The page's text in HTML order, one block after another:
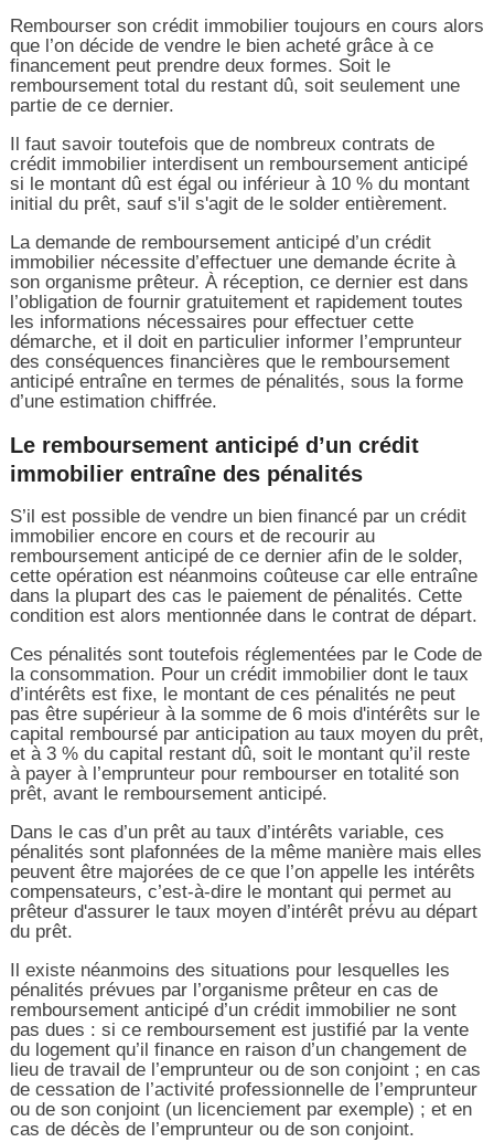
Rembourser son crédit immobilier toujours en cours alors
que l’on décide de vendre le bien acheté grâce à ce
financement peut prendre deux formes. Soit le
remboursement total du restant dû, soit seulement une
partie de ce dernier.
Il faut savoir toutefois que de nombreux contrats de
crédit immobilier interdisent un remboursement anticipé
si le montant dû est égal ou inférieur à 10 % du montant
initial du prêt, sauf s'il s'agit de le solder entièrement.
La demande de remboursement anticipé d’un crédit
immobilier nécessite d’effectuer une demande écrite à
son organisme prêteur. À réception, ce dernier est dans
l’obligation de fournir gratuitement et rapidement toutes
les informations nécessaires pour effectuer cette
démarche, et il doit en particulier informer l’emprunteur
des conséquences financières que le remboursement
anticipé entraîne en termes de pénalités, sous la forme
d’une estimation chiffrée.
Le remboursement anticipé d’un crédit
immobilier entraîne des pénalités
S’il est possible de vendre un bien financé par un crédit
immobilier encore en cours et de recourir au
remboursement anticipé de ce dernier afin de le solder,
cette opération est néanmoins coûteuse car elle entraîne
dans la plupart des cas le paiement de pénalités. Cette
condition est alors mentionnée dans le contrat de départ.
Ces pénalités sont toutefois réglementées par le Code de
la consommation. Pour un crédit immobilier dont le taux
d’intérêts est fixe, le montant de ces pénalités ne peut
pas être supérieur à la somme de 6 mois d'intérêts sur le
capital remboursé par anticipation au taux moyen du prêt,
et à 3 % du capital restant dû, soit le montant qu’il reste
à payer à l’emprunteur pour rembourser en totalité son
prêt, avant le remboursement anticipé.
Dans le cas d’un prêt au taux d’intérêts variable, ces
pénalités sont plafonnées de la même manière mais elles
peuvent être majorées de ce que l’on appelle les intérêts
compensateurs, c’est-à-dire le montant qui permet au
prêteur d'assurer le taux moyen d’intérêt prévu au départ
du prêt.
Il existe néanmoins des situations pour lesquelles les
pénalités prévues par l’organisme prêteur en cas de
remboursement anticipé d’un crédit immobilier ne sont
pas dues : si ce remboursement est justifié par la vente
du logement qu’il finance en raison d’un changement de
lieu de travail de l’emprunteur ou de son conjoint ; en cas
de cessation de l’activité professionnelle de l’emprunteur
ou de son conjoint (un licenciement par exemple) ; et en
cas de décès de l’emprunteur ou de son conjoint.